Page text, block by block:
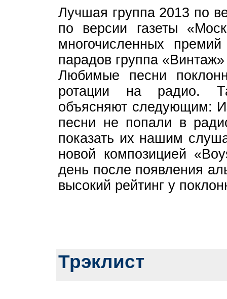
Лучшая группа 2013 по
по версии газеты
многочисленных
парадов группа
Любимые песни
ротации на радио.
объясняют следующим:
песни не попали в
показать их нашим
новой композицией
день после появления
высокий рейтинг у
Трэклист